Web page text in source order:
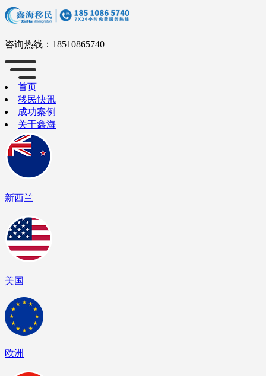
咨询热线： 18510865740
首页
移民快讯
成功案例
关于鑫海
新西兰
美国
欧洲